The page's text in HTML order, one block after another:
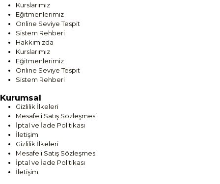
Kurslarımız
Eğitmenlerimiz
Online Seviye Tespit
Sistem Rehberi
Hakkımızda
Kurslarımız
Eğitmenlerimiz
Online Seviye Tespit
Sistem Rehberi
Kurumsal
Gizlilik İlkeleri
Mesafeli Satış Sözleşmesi
İptal ve İade Politikası
İletişim
Gizlilik İlkeleri
Mesafeli Satış Sözleşmesi
İptal ve İade Politikası
İletişim